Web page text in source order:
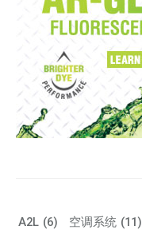
A2L (6) 空调系统 (11)